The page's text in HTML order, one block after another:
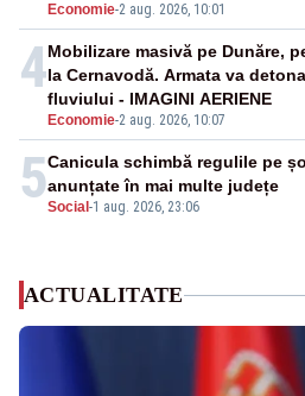
Economie-2 aug. 2026, 10:01
4
Economie-2 aug. 2026, 10:07
Mobilizare masivă pe Dunăre,
la Cernavodă. Armata va
fluviului - IMAGINI AERIENE
5Social -1 aug. 2026, 23:06
Canicula schimbă regulile pe
anunțate în mai multe județe
ACTUALITATE